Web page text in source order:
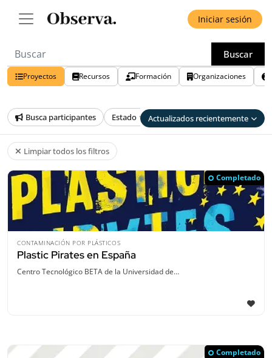
Iniciar sesión
Buscar
Proyectos Recursos Formación Organizaciones
Busca participantes Estado País Provincia
Actualizados recientemente
Limpiar todos los filtros
Completado
CONTAMINACIÓN POR PLÁSTICOS
Plastic Pirates en España
Centro Tecnológico BETA de la Universidad de…
Completado